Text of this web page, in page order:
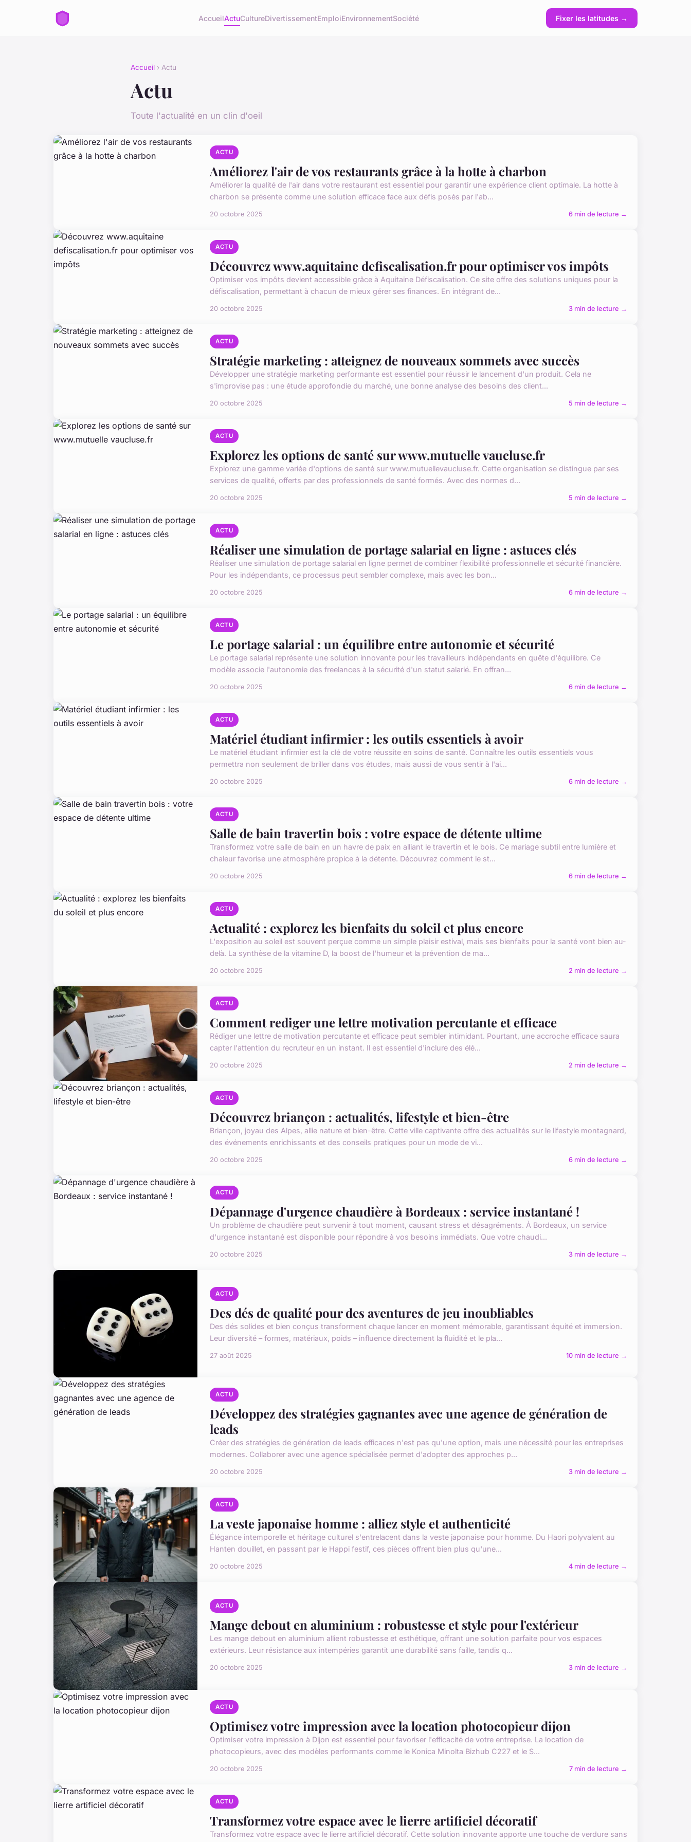
AccueilActuCultureDivertissementEmploiEnvironnementSociété Fixer les latitudes →
Accueil › Actu
Actu
Toute l'actualité en un clin d'oeil
ACTU
Améliorez l'air de vos restaurants grâce à la hotte à charbon
Améliorer la qualité de l'air dans votre restaurant est essentiel pour garantir une expérience client optimale. La hotte à
charbon se présente comme une solution efficace face aux défis posés par l'ab...
20 octobre 2025 6 min de lecture →
ACTU
Découvrez www.aquitaine defiscalisation.fr pour optimiser vos impôts
Optimiser vos impôts devient accessible grâce à Aquitaine Défiscalisation. Ce site offre des solutions uniques pour la
défiscalisation, permettant à chacun de mieux gérer ses finances. En intégrant de...
20 octobre 2025 3 min de lecture →
ACTU
Stratégie marketing : atteignez de nouveaux sommets avec succès
Développer une stratégie marketing performante est essentiel pour réussir le lancement d'un produit. Cela ne
s'improvise pas : une étude approfondie du marché, une bonne analyse des besoins des client...
20 octobre 2025 5 min de lecture →
ACTU
Explorez les options de santé sur www.mutuelle vaucluse.fr
Explorez une gamme variée d'options de santé sur www.mutuellevaucluse.fr. Cette organisation se distingue par ses
services de qualité, offerts par des professionnels de santé formés. Avec des normes d...
20 octobre 2025 5 min de lecture →
ACTU
Réaliser une simulation de portage salarial en ligne : astuces clés
Réaliser une simulation de portage salarial en ligne permet de combiner flexibilité professionnelle et sécurité financière.
Pour les indépendants, ce processus peut sembler complexe, mais avec les bon...
20 octobre 2025 6 min de lecture →
ACTU
Le portage salarial : un équilibre entre autonomie et sécurité
Le portage salarial représente une solution innovante pour les travailleurs indépendants en quête d'équilibre. Ce
modèle associe l'autonomie des freelances à la sécurité d'un statut salarié. En offran...
20 octobre 2025 6 min de lecture →
ACTU
Matériel étudiant infirmier : les outils essentiels à avoir
Le matériel étudiant infirmier est la clé de votre réussite en soins de santé. Connaître les outils essentiels vous
permettra non seulement de briller dans vos études, mais aussi de vous sentir à l'ai...
20 octobre 2025 6 min de lecture →
ACTU
Salle de bain travertin bois : votre espace de détente ultime
Transformez votre salle de bain en un havre de paix en alliant le travertin et le bois. Ce mariage subtil entre lumière et
chaleur favorise une atmosphère propice à la détente. Découvrez comment le st...
20 octobre 2025 6 min de lecture →
ACTU
Actualité : explorez les bienfaits du soleil et plus encore
L'exposition au soleil est souvent perçue comme un simple plaisir estival, mais ses bienfaits pour la santé vont bien au-
delà. La synthèse de la vitamine D, la boost de l'humeur et la prévention de ma...
20 octobre 2025 2 min de lecture →
ACTU
Comment rediger une lettre motivation percutante et efficace
Rédiger une lettre de motivation percutante et efficace peut sembler intimidant. Pourtant, une accroche efficace saura
capter l'attention du recruteur en un instant. Il est essentiel d'inclure des élé...
20 octobre 2025 2 min de lecture →
ACTU
Découvrez briançon : actualités, lifestyle et bien-être
Briançon, joyau des Alpes, allie nature et bien-être. Cette ville captivante offre des actualités sur le lifestyle montagnard,
des événements enrichissants et des conseils pratiques pour un mode de vi...
20 octobre 2025 6 min de lecture →
ACTU
Dépannage d'urgence chaudière à Bordeaux : service instantané !
Un problème de chaudière peut survenir à tout moment, causant stress et désagréments. À Bordeaux, un service
d'urgence instantané est disponible pour répondre à vos besoins immédiats. Que votre chaudi...
20 octobre 2025 3 min de lecture →
ACTU
Des dés de qualité pour des aventures de jeu inoubliables
Des dés solides et bien conçus transforment chaque lancer en moment mémorable, garantissant équité et immersion.
Leur diversité – formes, matériaux, poids – influence directement la fluidité et le pla...
27 août 2025 10 min de lecture →
ACTU
Développez des stratégies gagnantes avec une agence de génération de
leads
Créer des stratégies de génération de leads efficaces n'est pas qu'une option, mais une nécessité pour les entreprises
modernes. Collaborer avec une agence spécialisée permet d'adopter des approches p...
20 octobre 2025 3 min de lecture →
ACTU
La veste japonaise homme : alliez style et authenticité
Élégance intemporelle et héritage culturel s'entrelacent dans la veste japonaise pour homme. Du Haori polyvalent au
Hanten douillet, en passant par le Happi festif, ces pièces offrent bien plus qu'une...
20 octobre 2025 4 min de lecture →
ACTU
Mange debout en aluminium : robustesse et style pour l'extérieur
Les mange debout en aluminium allient robustesse et esthétique, offrant une solution parfaite pour vos espaces
extérieurs. Leur résistance aux intempéries garantit une durabilité sans faille, tandis q...
20 octobre 2025 3 min de lecture →
ACTU
Optimisez votre impression avec la location photocopieur dijon
Optimiser votre impression à Dijon est essentiel pour favoriser l'efficacité de votre entreprise. La location de
photocopieurs, avec des modèles performants comme le Konica Minolta Bizhub C227 et le S...
20 octobre 2025 7 min de lecture →
ACTU
Transformez votre espace avec le lierre artificiel décoratif
Transformez votre espace avec le lierre artificiel décoratif. Cette solution innovante apporte une touche de verdure sans